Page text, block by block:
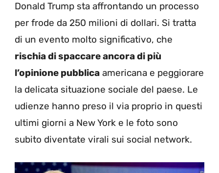
Donald Trump sta affrontando un processo
per frode da 250 milioni di dollari. Si tratta
di un evento molto significativo, che
rischia di spaccare ancora di più
l’opinione pubblica americana e peggiorare
la delicata situazione sociale del paese. Le
udienze hanno preso il via proprio in questi
ultimi giorni a New York e le foto sono
subito diventate virali sui social network.